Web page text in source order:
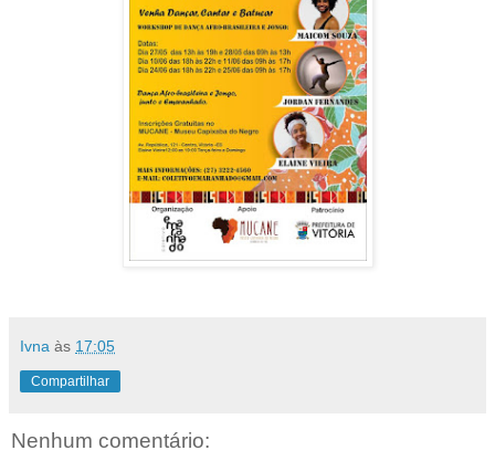
Ivna às 17:05
Compartilhar
Nenhum comentário: